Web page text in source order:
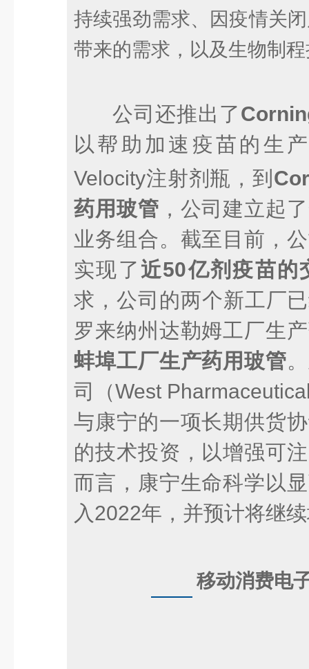
持续强劲需求、因疫情关
带来的需求，以及生物制
公司还推出了
以帮助加速疫苗的生
Velocity注射剂瓶，到
药用玻管 ，公司建立起
业务组合。截至目前，
实现了 近50亿剂疫苗的
求，公司的两个新工厂
罗来纳州达勒姆工厂生
蚌埠工厂生产药用玻管
司（West
与康宁的一项长期供货
的技术投资，以增强可
而言，康宁生命科学以
入2022年，并预计将继
移动消费电